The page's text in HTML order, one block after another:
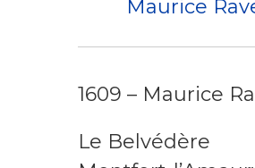
Maurice
1609 – Maurice
Le Belvédère